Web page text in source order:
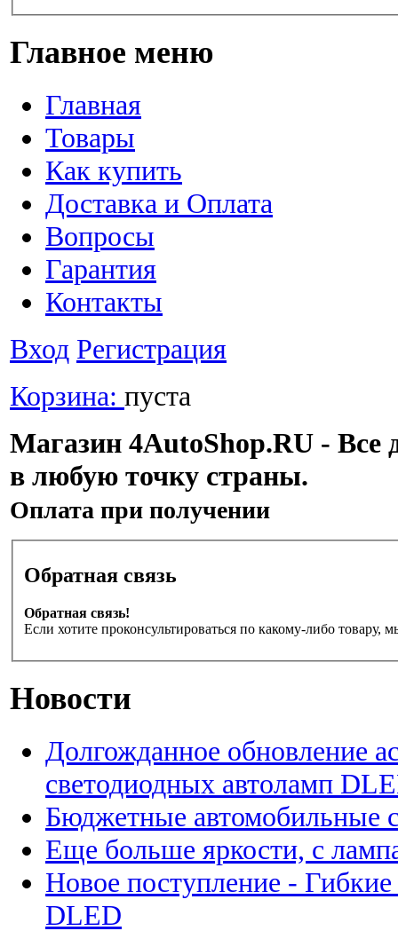
Главное меню
Главная
Товары
Как купить
Доставка и Оплата
Вопросы
Гарантия
Контакты
Вход Регистрация
Корзина: пуста
Магазин 4AutoShop.RU - Все
в любую точку страны.
Оплата при получении
Обратная связь
Обратная связь!
Если хотите проконсультироваться по какому-либо товару,
Новости
Долгожданное обновление
светодиодных автоламп
Бюджетные автомобильные
Еще больше яркости, с
Новое поступление -
DLED